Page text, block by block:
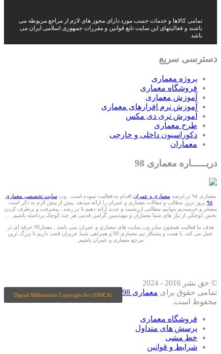
تمامی کالاها و خدمات حسب مورد دارای مجوز های لازم از مراجع مربوطه می
باشند و فعالیتهای این سایت تابع قوانین و مقررات جمهوری اسلامی ایران می
باشد
دسترسی سریع
پروژه معماری
فروشگاه معماری
آموزش معماری
آموزش نرم افزارهای معماری
آموزش تری دی مکس
طرح معماری
دکوراسیون داخلی و خارجی
معماران
دربـــــاره معماری 98
معماری ۹۸ درعرصه معماری و عمران اقدام به فعالیت نموده است . وبسایت تخصصی معماری
۹۸ بروز ترین مطالب و مقالات معماری و عمران را ارائه میدهد. پیش از پیش لازم به ذکر است
مفتخر و خرسندیم بتوانیم مطالبی ارزشمند و جدید ارائه دهیم تا در رشد , پیشرفت و برطرف کردن
بخش کوچکی از نیاز های شما معماران و مهندسین گرامی قدمی هر چند کوچک برداشته باشیم. ....
هدف ما فعالیت همچون سایر وب سایت های معماری و عمران نمی باشد , معمار98 حرفه ای تر
عمل می کند. با همت و پشتکار تیم معماری 98 و همراهی شما عزیزان قصد داریم تا بزرگ ترین
مرجع معماری و عمران باشیم.
Digital Millennium Copyright Act (DMCA)
© حق نشر 2016 - 2024
تمامی حقوق برای معماری 98
محفوظ است.
فروشگاه معماری
پرسش های متداول
خط مشی
شرایط و قوانین